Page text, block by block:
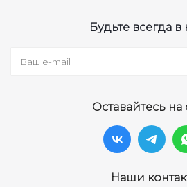
Будьте всегда в
Оставайтесь на
Наши